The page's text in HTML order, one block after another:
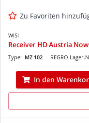
Zu Favoriten
WISI
Receiver HD Austria Now
REGRO
Type: MZ 102
In den